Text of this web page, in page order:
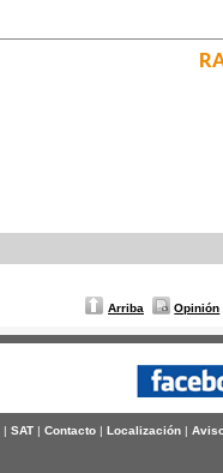
Arriba Opinión
| SAT| Contacto| Localización|